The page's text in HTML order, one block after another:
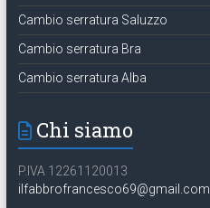
Cambio serratura Saluzzo
Cambio serratura Bra
Cambio serratura Alba
Chi siamo
P.IVA 12261120013
ilfabbrofrancesco69@gmail.com